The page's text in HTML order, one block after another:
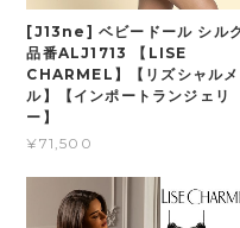
[J13ne] ベビードール シル
品番ALJ1713 【LISE
CHARMEL】【リズシャルメ
ル】【インポートランジェリ
ー】
¥71,500